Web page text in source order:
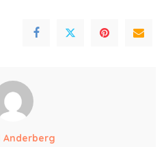
Anderberg